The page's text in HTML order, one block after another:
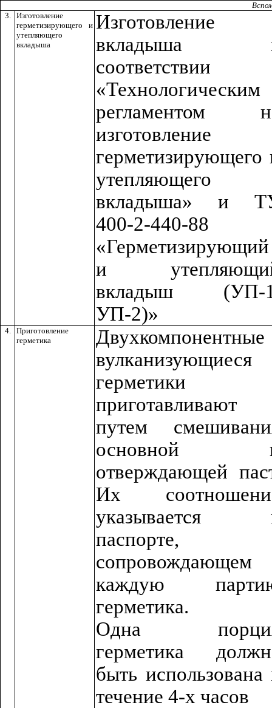
3.
Изготовление
герметизирующего и
утепляющего
вкладыша
Изготовление
вкладыша
соответствии
«Технологическим
регламентом
изготовление
герметизирующего
утепляющего
вкладыша» и
400-2-440-88
«Герметизирующий
и
вкладыш (УП-
УП-2)»
4.
Приготовление
герметика
Двухкомпонентные
вулканизующиеся
герметики
приготавливают
путем
основной
отверждающей
Их
указывается
паспорте,
сопровождающем
каждую
герметика.
Одна
герметика
быть использована
течение 4-х часов